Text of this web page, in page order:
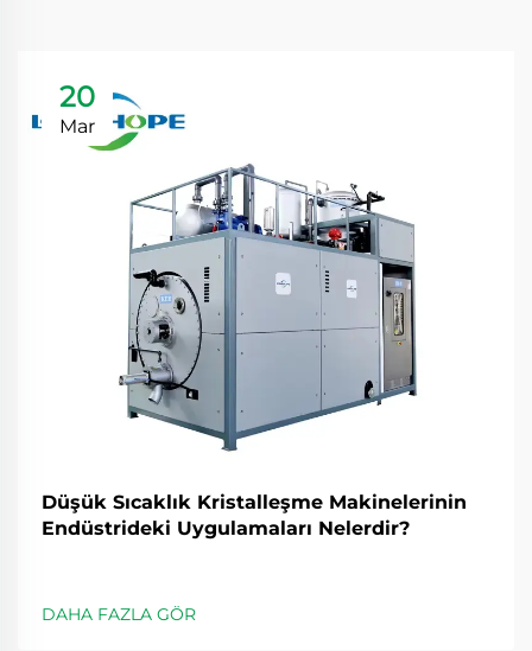
20
Mar
Düşük Sıcaklık Kristalleşme Makinelerinin
Endüstrideki Uygulamaları Nelerdir?
DAHA FAZLA GÖR